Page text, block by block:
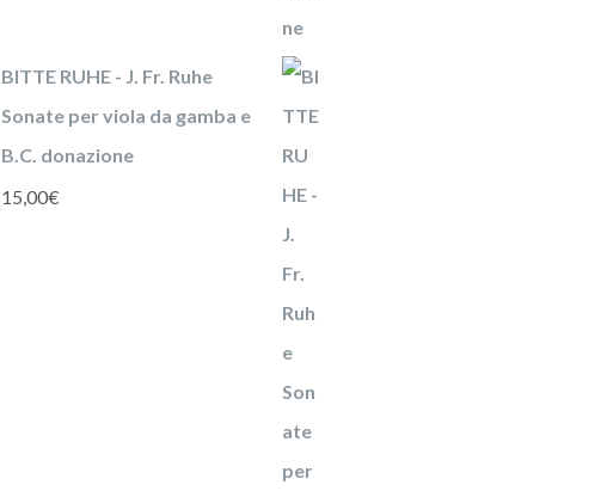
BITTE RUHE - J. Fr. Ruhe
Sonate per viola da gamba e
B.C. donazione
15,00€